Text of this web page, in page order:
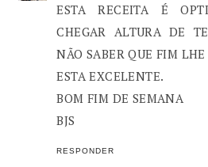
ESTA RECEITA É
CHEGAR ALTURA DE
NÃO SABER QUE FIM LHE
ESTA EXCELENTE.
BOM FIM DE SEMANA
BJS
RESPONDER